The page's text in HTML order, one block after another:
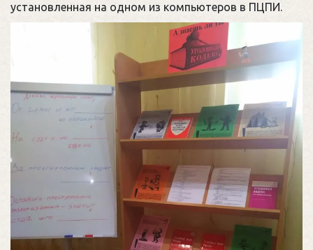
установленная на одном из компьютеров в ПЦПИ.